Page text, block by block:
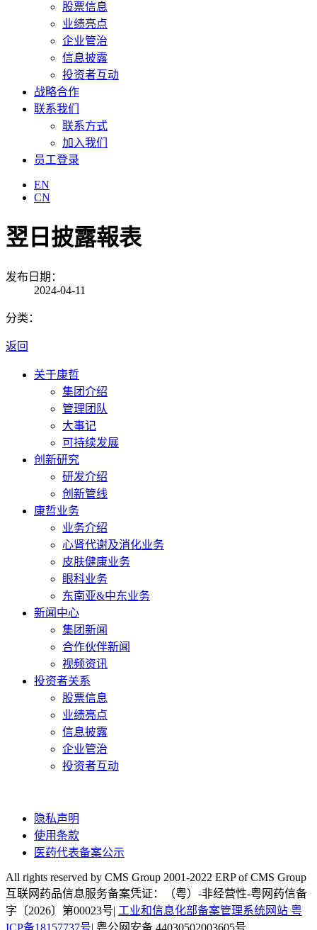
股票信息
业绩亮点
企业管治
信息披露
投资者互动
战略合作
联系我们
联系方式
加入我们
员工登录
EN
CN
翌日披露報表
发布日期：
2024-04-11
分类：
返回
关于康哲
集团介绍
管理团队
大事记
可持续发展
创新研究
研发介绍
创新管线
康哲业务
业务介绍
心肾代谢及消化业务
皮肤健康业务
眼科业务
东南亚&中东业务
新闻中心
集团新闻
合作伙伴新闻
视频资讯
投资者关系
股票信息
业绩亮点
信息披露
企业管治
投资者互动
隐私声明
使用条款
医药代表备案公示
All rights reserved by CMS Group 2001-2022 ERP of CMS Group
互联网药品信息服务备案凭证：（粤）-非经营性-粤网药信备
字〔2026〕第00023号| 工业和信息化部备案管理系统网站 粤
ICP备18157737号| 粤公网安备 44030502003605号